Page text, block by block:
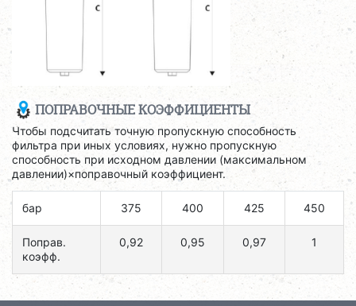
ПОПРАВОЧНЫЕ КОЭФФИЦИЕНТЫ
Чтобы подсчитать точную пропускную способность
фильтра при иных условиях, нужно пропускную
способность при исходном давлении (максимальном
давлении)×поправочный коэффициент.
бар 375 400 425 450
Поправ.
коэфф.
0,92 0,95 0,97 1